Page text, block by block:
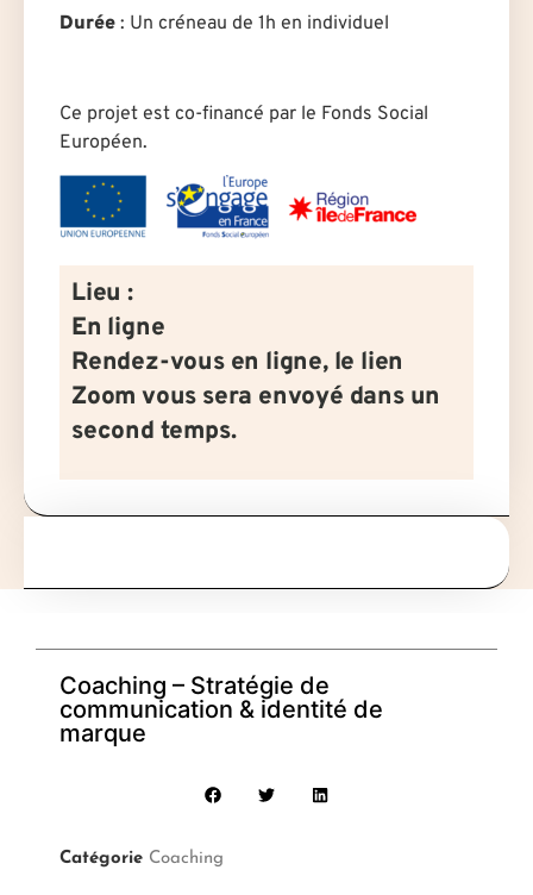
Durée : Un créneau de 1h en individuel
Ce projet est co-financé par le Fonds Social
Européen.
Lieu :
En ligne
Rendez-vous en ligne, le lien
Zoom vous sera envoyé dans un
second temps.
Coaching – Stratégie de
communication & identité de
marque
Catégorie Coaching